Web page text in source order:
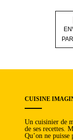
CUISINE
Un cuisinier de
de ses recettes.
Qu’on ne puisse